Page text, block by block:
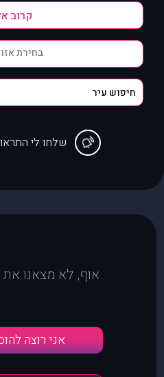
בחירת
שלחו לי
אוף, לא מצאנו
אני רוצה